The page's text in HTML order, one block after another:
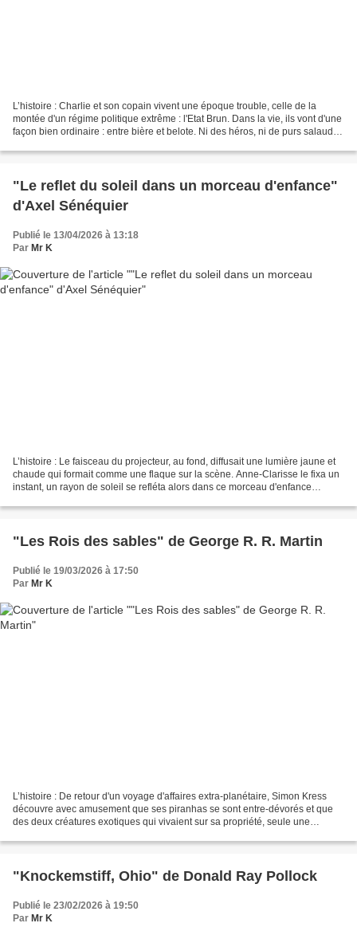
L’histoire : Charlie et son copain vivent une époque trouble, celle de la
montée d'un régime politique extrême : l'Etat Brun. Dans la vie, ils vont d'une
façon bien ordinaire : entre bière et belote. Ni des héros, ni de purs salauds.
"Le reflet du soleil dans un morceau d'enfance"
d'Axel Sénéquier
Publié le 13/04/2026 à 13:18
Par Mr K
L’histoire : Le faisceau du projecteur, au fond, diffusait une lumière jaune et
chaude qui formait comme une flaque sur la scène. Anne-Clarisse le fixa un
instant, un rayon de soleil se refléta alors dans ce morceau d'enfance
"Les Rois des sables" de George R. R. Martin
Publié le 19/03/2026 à 17:50
Par Mr K
L’histoire : De retour d'un voyage d'affaires extra-planétaire, Simon Kress
découvre avec amusement que ses piranhas se sont entre-dévorés et que
des deux créatures exotiques qui vivaient sur sa propriété, seule une
"Knockemstiff, Ohio" de Donald Ray Pollock
Publié le 23/02/2026 à 19:50
Par Mr K